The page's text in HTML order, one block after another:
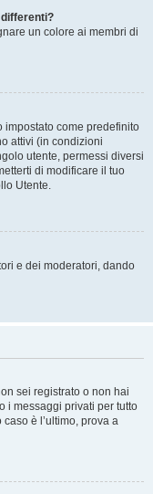
un colore ai membri di
impostato come predefinito
attivi (in condizioni
utente, permessi diversi
di modificare il tuo
Utente.
e dei moderatori, dando
sei registrato o non hai
i messaggi privati per tutto
è l’ultimo, prova a